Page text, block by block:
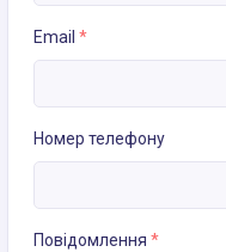
Email *
Номер телефону
Повідомлення *